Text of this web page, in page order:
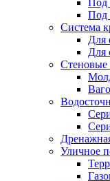
Под
Под
Система
Для
Для
Стеновые
Уличное